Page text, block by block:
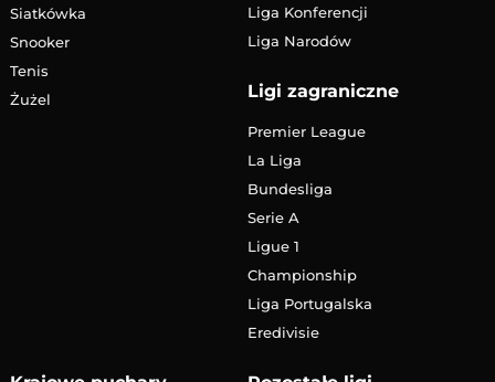
Siatkówka
Snooker
Tenis
Żużel
Liga Konferencji
Liga Narodów
Ligi zagraniczne
Premier League
La Liga
Bundesliga
Serie A
Ligue 1
Championship
Liga Portugalska
Eredivisie